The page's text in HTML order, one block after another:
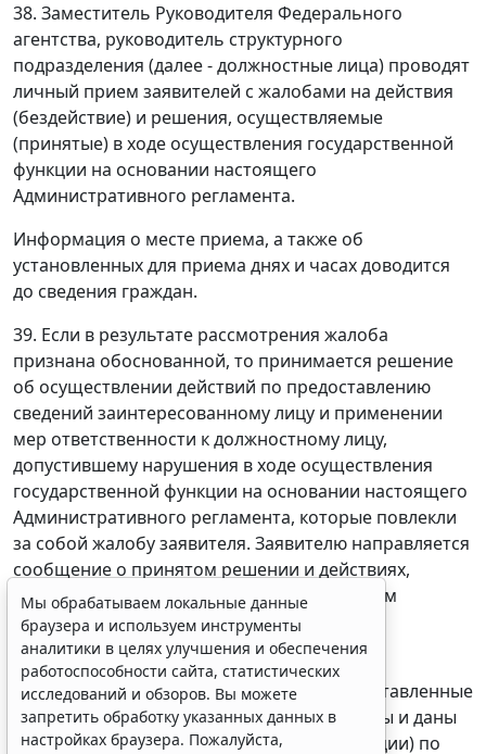
38. Заместитель Руководителя Федерального
агентства, руководитель структурного
подразделения (далее - должностные лица) проводят
личный прием заявителей с жалобами на действия
(бездействие) и решения, осуществляемые
(принятые) в ходе осуществления государственной
функции на основании настоящего
Административного регламента.
Информация о месте приема, а также об
установленных для приема днях и часах доводится
до сведения граждан.
39. Если в результате рассмотрения жалоба
признана обоснованной, то принимается решение
об осуществлении действий по предоставлению
сведений заинтересованному лицу и применении
мер ответственности к должностному лицу,
допустившему нарушения в ходе осуществления
государственной функции на основании настоящего
Административного регламента, которые повлекли
за собой жалобу заявителя. Заявителю направляется
сообщение о принятом решении и действиях,
осуществленных в соответствии с принятым
решением.
40. Обращения заявителей считаются
разрешенными, если рассмотрены все поставленные
в них вопросы, приняты необходимые меры и даны
письменные ответы (в пределах компетенции) по
Мы обрабатываем локальные данные
браузера и используем инструменты
аналитики в целях улучшения и обеспечения
работоспособности сайта, статистических
запретить обработку указанных данных в
настройках браузера. Пожалуйста,
ознакомьтесь с условиями их обработки.
Принять